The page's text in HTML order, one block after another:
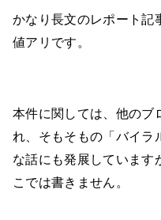
かなり長文のレポート記
値アリです。
本件に関しては、他のブ
れ、そもそもの「バイラ
な話にも発展しています
こでは書きません。